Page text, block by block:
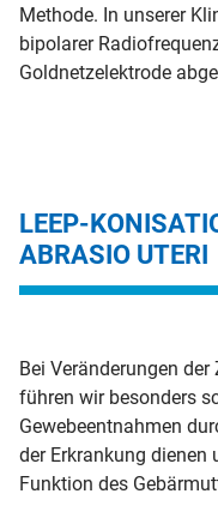
Methode. In unserer
bipolarer
Goldnetzelektrode
LEEP-
ABRASIO UTERI
Bei Veränderungen
führen wir besonders
Gewebeentnahmen
der Erkrankung dienen
Funktion des